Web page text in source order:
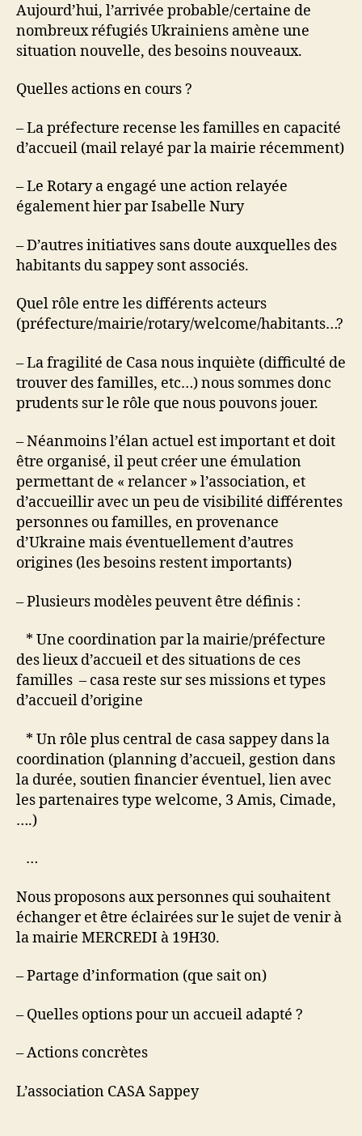
Aujourd’hui, l’arrivée probable/certaine de
nombreux réfugiés Ukrainiens amène une
situation nouvelle, des besoins nouveaux.
Quelles actions en cours ?
– La préfecture recense les familles en capacité
d’accueil (mail relayé par la mairie récemment)
– Le Rotary a engagé une action relayée
également hier par Isabelle Nury
– D’autres initiatives sans doute auxquelles des
habitants du sappey sont associés.
Quel rôle entre les différents acteurs
(préfecture/mairie/rotary/welcome/habitants…?
– La fragilité de Casa nous inquiète (difficulté de
trouver des familles, etc…) nous sommes donc
prudents sur le rôle que nous pouvons jouer.
– Néanmoins l’élan actuel est important et doit
être organisé, il peut créer une émulation
permettant de « relancer » l’association, et
d’accueillir avec un peu de visibilité différentes
personnes ou familles, en provenance
d’Ukraine mais éventuellement d’autres
origines (les besoins restent importants)
– Plusieurs modèles peuvent être définis :
* Une coordination par la mairie/préfecture
des lieux d’accueil et des situations de ces
familles – casa reste sur ses missions et types
d’accueil d’origine
* Un rôle plus central de casa sappey dans la
coordination (planning d’accueil, gestion dans
la durée, soutien financier éventuel, lien avec
les partenaires type welcome, 3 Amis, Cimade,
….)
…
Nous proposons aux personnes qui souhaitent
échanger et être éclairées sur le sujet de venir à
la mairie MERCREDI à 19H30.
– Partage d’information (que sait on)
– Quelles options pour un accueil adapté ?
– Actions concrètes
L’association CASA Sappey